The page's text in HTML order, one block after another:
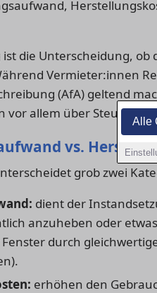
Alle
die Unterscheidung, ob
Vermieter:innen
(AfA) geltend
vor allem über
vs.
grob zwei
dient der
anzuheben oder
durch
erhöhen den